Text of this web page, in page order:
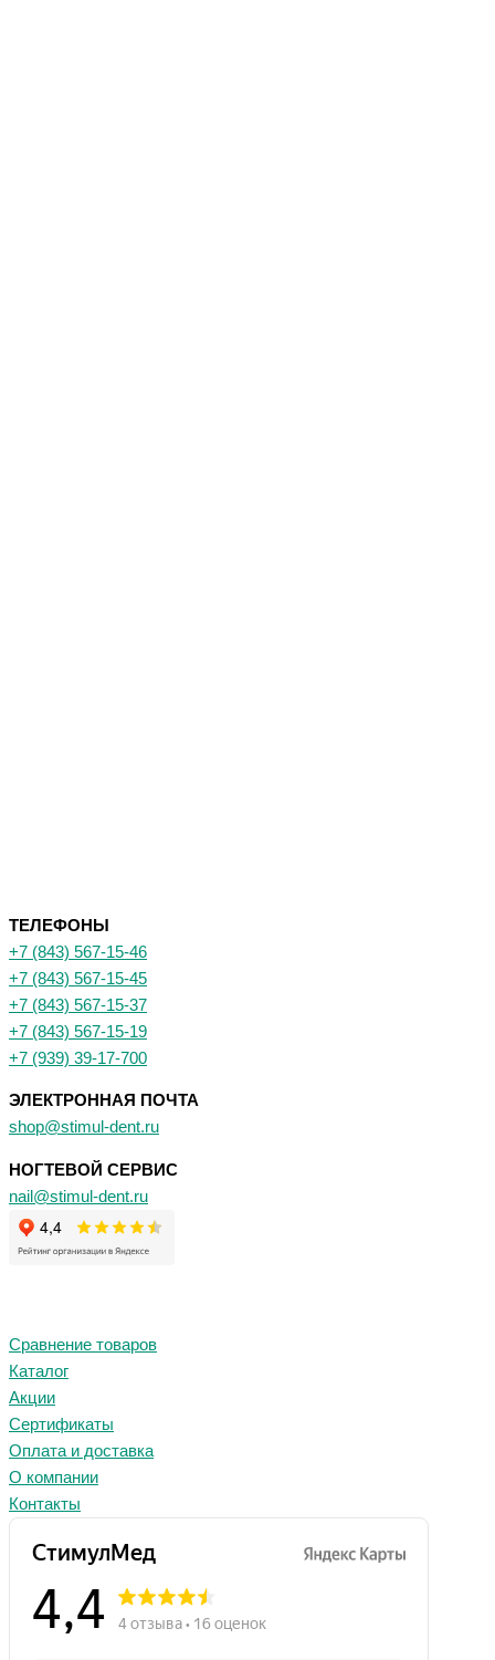
ТЕЛЕФОНЫ
+7 (843) 567-15-46
+7 (843) 567-15-45
+7 (843) 567-15-37
+7 (843) 567-15-19
+7 (939) 39-17-700
ЭЛЕКТРОННАЯ ПОЧТА
shop@stimul-dent.ru
НОГТЕВОЙ СЕРВИС
nail@stimul-dent.ru
Сравнение товаров
Каталог
Акции
Сертификаты
Оплата и доставка
О компании
Контакты